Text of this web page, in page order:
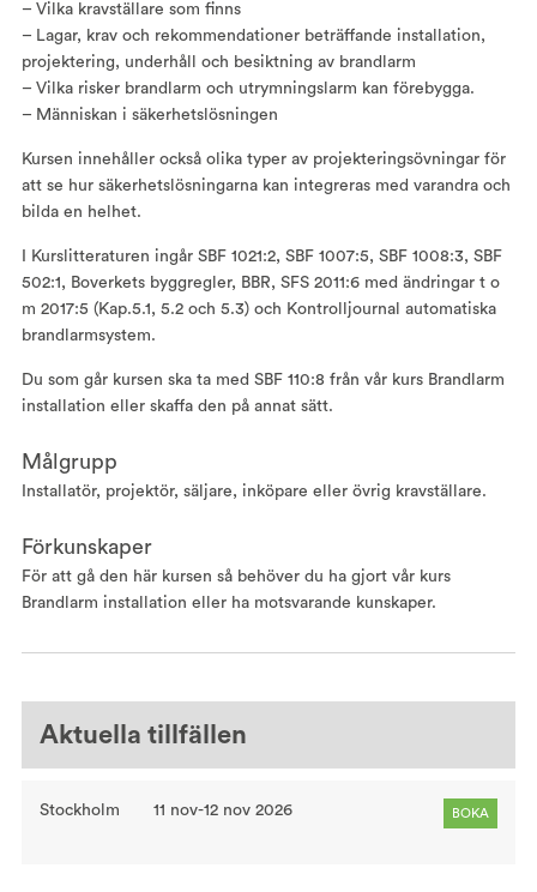
– Vilka kravställare som finns
– Lagar, krav och rekommendationer beträffande installation,
projektering, underhåll och besiktning av brandlarm
– Vilka risker brandlarm och utrymningslarm kan förebygga.
– Människan i säkerhetslösningen
Kursen innehåller också olika typer av projekteringsövningar för
att se hur säkerhetslösningarna kan integreras med varandra och
bilda en helhet.
I Kurslitteraturen ingår SBF 1021:2, SBF 1007:5, SBF 1008:3, SBF
502:1, Boverkets byggregler, BBR, SFS 2011:6 med ändringar t o
m 2017:5 (Kap.5.1, 5.2 och 5.3) och Kontrolljournal automatiska
brandlarmsystem.
Du som går kursen ska ta med SBF 110:8 från vår kurs Brandlarm
installation eller skaffa den på annat sätt.
Målgrupp
Installatör, projektör, säljare, inköpare eller övrig kravställare.
Förkunskaper
För att gå den här kursen så behöver du ha gjort vår kurs
Brandlarm installation eller ha motsvarande kunskaper.
Aktuella tillfällen
BOKA
Stockholm 11 nov-12 nov 2026